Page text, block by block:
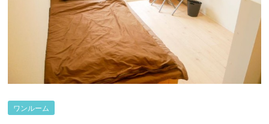
ワンルーム